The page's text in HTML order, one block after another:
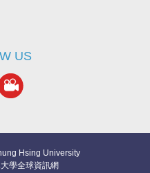
US
Hsing University
學全球資訊網